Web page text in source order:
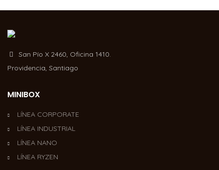
San Pío X 2460, Oficina 1410.
Providencia, Santiago
MINIBOX
LÍNEA CORPORATE
LÍNEA INDUSTRIAL
LÍNEA NANO
LÍNEA RYZEN